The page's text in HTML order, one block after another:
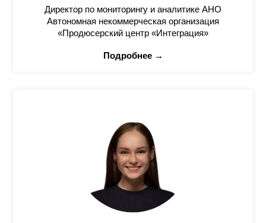
Директор по мониторингу и аналитике АНО
Автономная некоммерческая организация
«Продюсерский центр «Интеграция»
Подробнее →